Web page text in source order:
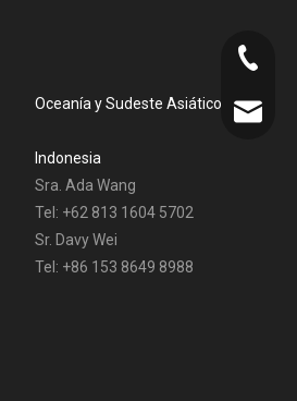
+86-
Oceanía y Sudeste Asiático
Indonesia
Sra. Ada Wang
Tel: +62 813 1604 5702
Sr. Davy Wei
Tel: +86 153 8649 8988